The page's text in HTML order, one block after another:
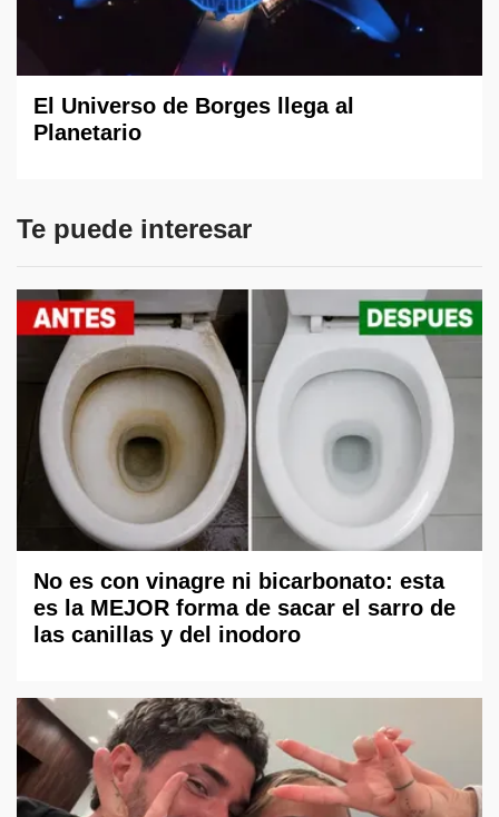
El Universo de Borges llega al
Planetario
Te puede interesar
No es con vinagre ni bicarbonato: esta
es la MEJOR forma de sacar el sarro de
las canillas y del inodoro